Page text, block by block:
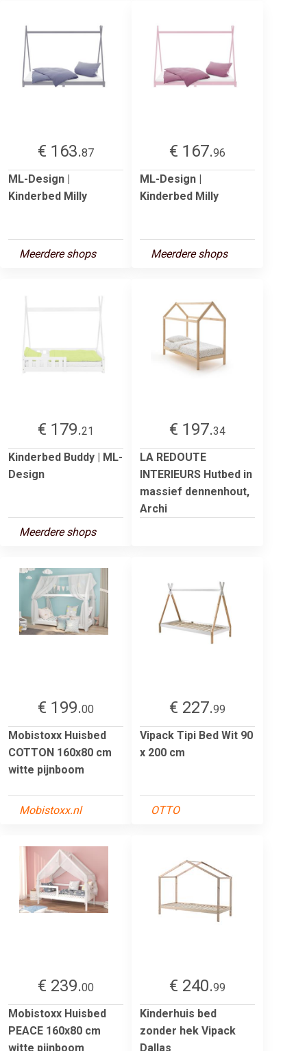
€ 163.87
ML-Design |
Kinderbed Milly
Meerdere shops
€ 167.96
ML-Design |
Kinderbed Milly
Meerdere shops
€ 179.21
Kinderbed Buddy | ML-
Design
Meerdere shops
€ 197.34
LA REDOUTE
INTERIEURS Hutbed in
massief dennenhout,
Archi
€ 199.00
Mobistoxx Huisbed
COTTON 160x80 cm
witte pijnboom
Mobistoxx.nl
€ 227.99
Vipack Tipi Bed Wit 90
x 200 cm
OTTO
€ 239.00
Mobistoxx Huisbed
PEACE 160x80 cm
witte pijnboom
€ 240.99
Kinderhuis bed
zonder hek Vipack
Dallas